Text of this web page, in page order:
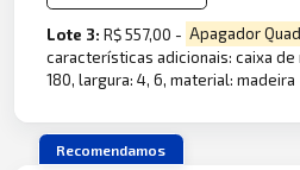
Lote 3:R$ 557,00 - Apagador
características adicionais: caixa
180, largura: 4, 6, material: madeira
Recomendamos